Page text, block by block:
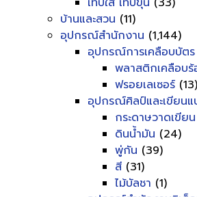
บ้านและสวน (11)
อุปกรณ์สำนักงาน (1,144)
อุปกรณ์การเคลือบบัตร
พลาสติกเคลือบร้
ฟรอยเลเซอร์ (13)
อุปกรณ์ศิลป์และเขียนแ
กระดาษวาดเขีย
ดินน้ำมัน (24)
พู่กัน (39)
สี (31)
ไม้บัลชา (1)